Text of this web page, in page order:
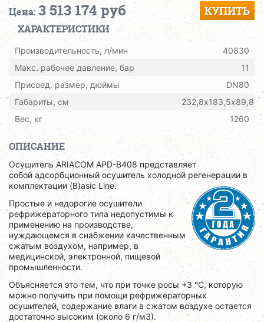
Цена: 3 513 174 руб КУПИТЬ
ХАРАКТЕРИСТИКИ
Производительность, л/мин
40830
Макс. рабочее давление, бар
11
Присоед. размер, дюймы
DN80
Габариты, см
232,8х183,5х89,8
Вес, кг
1260
ОПИСАНИЕ
Осушитель ARIACOM APD-B408 представляет
собой адсорбционный осушитель холодной регенерации в
комплектации (B)asic Line.
Простые и недорогие осушители
рефрижераторного типа недопустимы к
применению на производстве,
нуждающемся в снабжении качественным
сжатым воздухом, например, в
медицинской, электронной, пищевой
промышленности.
Объясняется это тем, что при точке росы +3 °C, которую
можно получить при помощи рефрижераторных
осушителей, содержание влаги в сжатом воздухе остается
достаточно высоким (около 6 г/м3).